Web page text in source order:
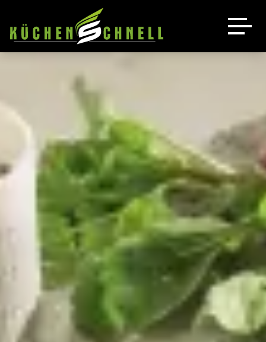
Unsere Küchen
Bora
Quooker
Angebot
Luftbett Schnell
Über uns
Kontakt